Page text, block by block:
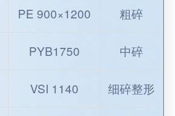
PE 900×1200 粗碎
PYB1750 中碎
VSI 1140 细碎整形